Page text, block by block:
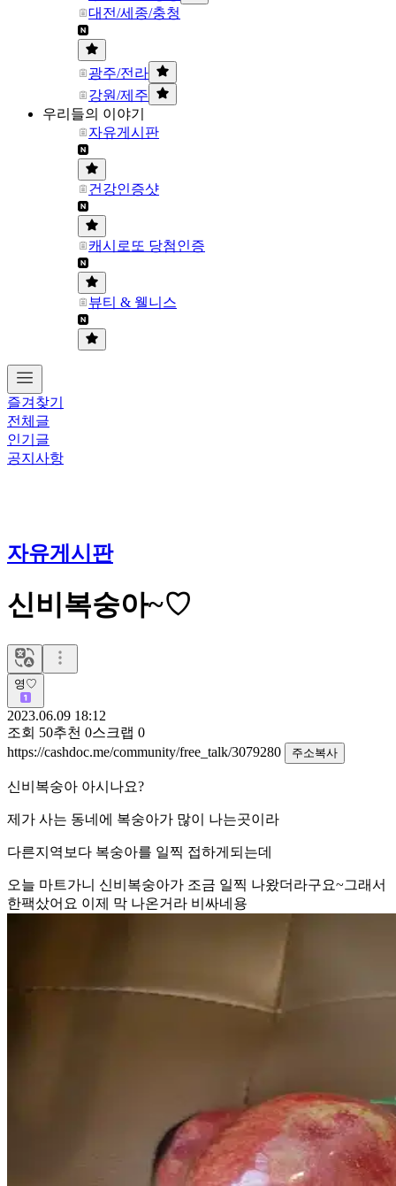
대전/세종/충청
광주/전라
강원/제주
우리들의 이야기
자유게시판
건강인증샷
캐시로또 당첨인증
뷰티 & 웰니스
즐겨찾기
전체글
인기글
공지사항
자유게시판
신비복숭아~♡
영♡
2023.06.09 18:12
조회 50추천 0스크랩 0
https://cashdoc.me/community/free_talk/3079280
주소복사
신비복숭아 아시나요?
제가 사는 동네에 복숭아가 많이 나는곳이라
다른지역보다 복숭아를 일찍 접하게되는데
오늘 마트가니 신비복숭아가 조금 일찍 나왔더라구요~그래서
한팩샀어요 이제 막 나온거라 비싸네용